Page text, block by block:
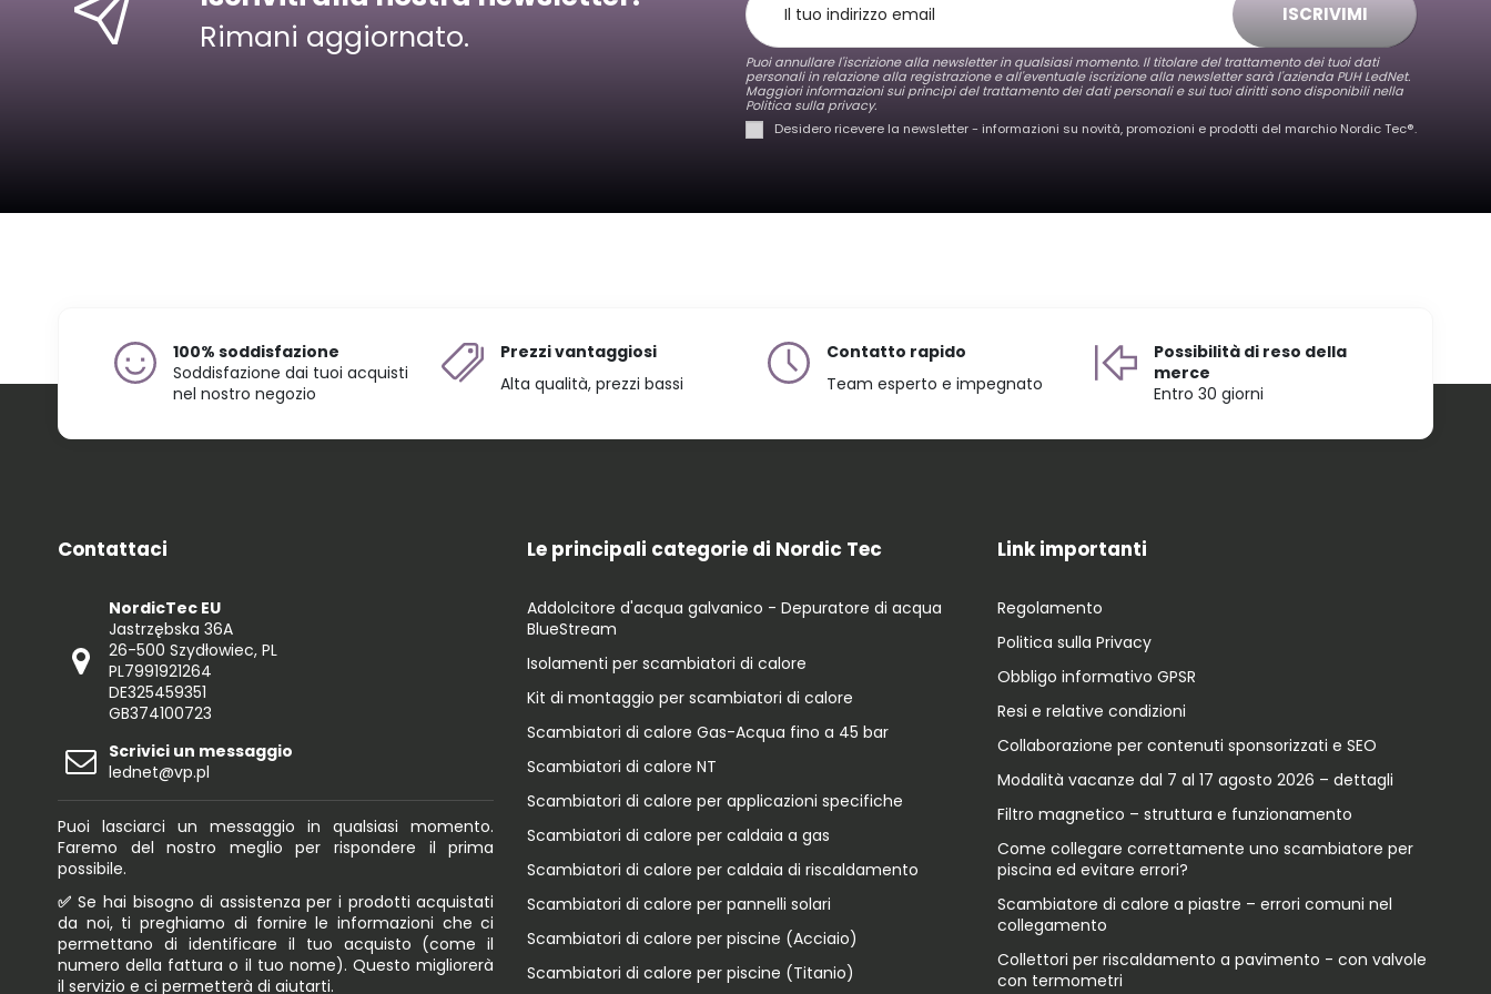
Rimani aggiornato.
ISCRIVIMI
Puoi annullare l'iscrizione alla newsletter in qualsiasi momento. Il titolare del trattamento dei tuoi dati
personali in relazione alla registrazione e all'eventuale iscrizione alla newsletter sarà l'azienda PUH LedNet.
Maggiori informazioni sui principi del trattamento dei dati personali e sui tuoi diritti sono disponibili nella
Politica sulla privacy.
Desidero ricevere la newsletter - informazioni su novità, promozioni e prodotti del marchio Nordic Tec®️.
100% soddisfazione
Soddisfazione dai tuoi acquisti
nel nostro negozio
Prezzi vantaggiosi
Alta qualità, prezzi bassi
Contatto rapido
Team esperto e impegnato
Possibilità di reso della
merce
Entro 30 giorni
Contattaci
NordicTec EU
Jastrzębska 36A
26-500 Szydłowiec, PL
PL7991921264
DE325459351
GB374100723
Scrivici un messaggio
lednet@vp.pl
Puoi lasciarci un messaggio in qualsiasi momento.
Faremo del nostro meglio per rispondere il prima
possibile.
✅Se hai bisogno di assistenza per i prodotti acquistati
da noi, ti preghiamo di fornire le informazioni che ci
permettano di identificare il tuo acquisto (come il
numero della fattura o il tuo nome). Questo migliorerà
il servizio e ci permetterà di aiutarti.
Le principali categorie di Nordic Tec
Addolcitore d'acqua galvanico - Depuratore di acqua
BlueStream
Isolamenti per scambiatori di calore
Kit di montaggio per scambiatori di calore
Scambiatori di calore Gas-Acqua fino a 45 bar
Scambiatori di calore NT
Scambiatori di calore per applicazioni specifiche
Scambiatori di calore per caldaia a gas
Scambiatori di calore per caldaia di riscaldamento
Scambiatori di calore per pannelli solari
Scambiatori di calore per piscine (Acciaio)
Scambiatori di calore per piscine (Titanio)
Link importanti
Regolamento
Politica sulla Privacy
Obbligo informativo GPSR
Resi e relative condizioni
Collaborazione per contenuti sponsorizzati e SEO
Modalità vacanze dal 7 al 17 agosto 2026 – dettagli
Filtro magnetico – struttura e funzionamento
Come collegare correttamente uno scambiatore per
piscina ed evitare errori?
Scambiatore di calore a piastre – errori comuni nel
collegamento
Collettori per riscaldamento a pavimento - con valvole
con termometri